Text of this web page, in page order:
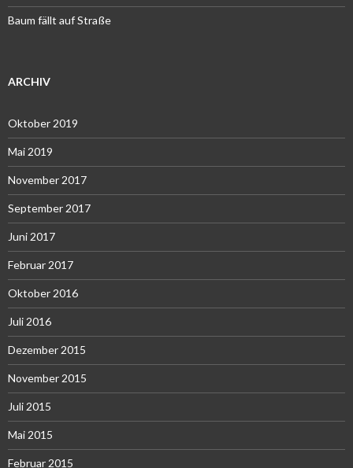
Baum fällt auf Straße
ARCHIV
Oktober 2019
Mai 2019
November 2017
September 2017
Juni 2017
Februar 2017
Oktober 2016
Juli 2016
Dezember 2015
November 2015
Juli 2015
Mai 2015
Februar 2015